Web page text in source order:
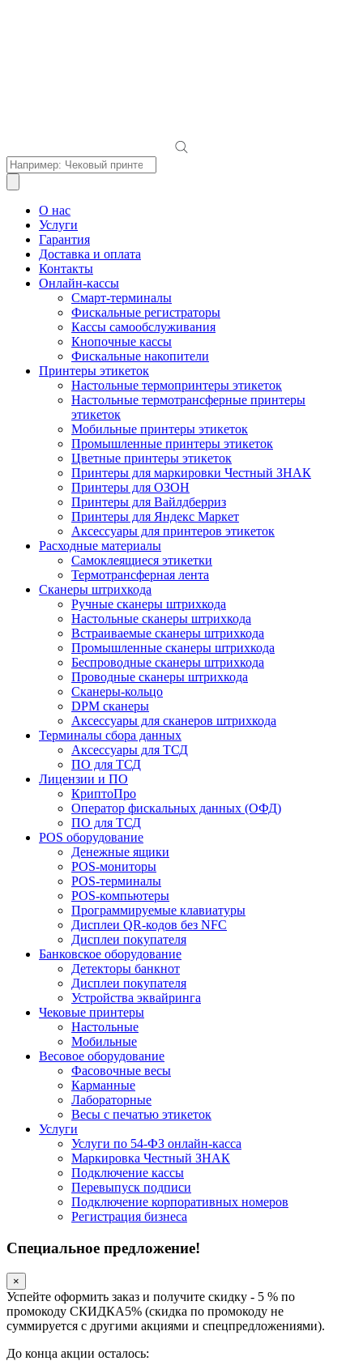
Поиск
товаров
О нас
Услуги
Гарантия
Доставка и оплата
Контакты
Онлайн-кассы
Смарт-терминалы
Фискальные регистраторы
Кассы самообслуживания
Кнопочные кассы
Фискальные накопители
Принтеры этикеток
Настольные термопринтеры этикеток
Настольные термотрансферные принтеры
этикеток
Мобильные принтеры этикеток
Промышленные принтеры этикеток
Цветные принтеры этикеток
Принтеры для маркировки Честный ЗНАК
Принтеры для ОЗОН
Принтеры для Вайлдберриз
Принтеры для Яндекс Маркет
Аксессуары для принтеров этикеток
Расходные материалы
Самоклеящиеся этикетки
Термотрансферная лента
Сканеры штрихкода
Ручные сканеры штрихкода
Настольные сканеры штрихкода
Встраиваемые сканеры штрихкода
Промышленные сканеры штрихкода
Беспроводные сканеры штрихкода
Проводные сканеры штрихкода
Сканеры-кольцо
DPM сканеры
Аксессуары для сканеров штрихкода
Терминалы сбора данных
Аксессуары для ТСД
ПО для ТСД
Лицензии и ПО
КриптоПро
Оператор фискальных данных (ОФД)
ПО для ТСД
POS оборудование
Денежные ящики
POS-мониторы
POS-терминалы
POS-компьютеры
Программируемые клавиатуры
Дисплеи QR-кодов без NFC
Дисплеи покупателя
Банковское оборудование
Детекторы банкнот
Дисплеи покупателя
Устройства эквайринга
Чековые принтеры
Настольные
Мобильные
Весовое оборудование
Фасовочные весы
Карманные
Лабораторные
Весы с печатью этикеток
Услуги
Услуги по 54-ФЗ онлайн-касса
Маркировка Честный ЗНАК
Подключение кассы
Перевыпуск подписи
Подключение корпоративных номеров
Регистрация бизнеса
Специальное предложение!
×
Успейте оформить заказ и получите скидку - 5 % по
промокоду СКИДКА5% (скидка по промокоду не
суммируется с другими акциями и спецпредложениями).
До конца акции осталось: